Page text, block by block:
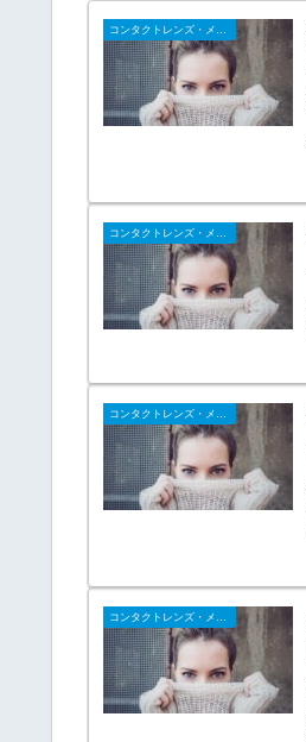
コンタクトレンズ・メガネ
コンタクトレンズ・メガネ